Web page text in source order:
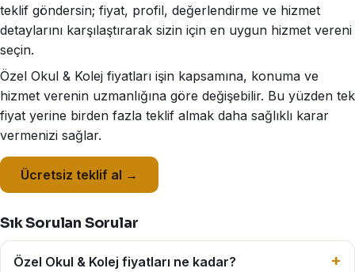
teklif göndersin; fiyat, profil, değerlendirme ve hizmet
detaylarını karşılaştırarak sizin için en uygun hizmet vereni
seçin.
Özel Okul & Kolej fiyatları işin kapsamına, konuma ve
hizmet verenin uzmanlığına göre değişebilir. Bu yüzden tek
fiyat yerine birden fazla teklif almak daha sağlıklı karar
vermenizi sağlar.
Ücretsiz teklif al →
Sık Sorulan Sorular
Özel Okul & Kolej fiyatları ne kadar?